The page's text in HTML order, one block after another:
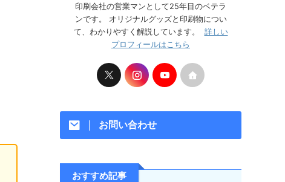
印刷会社の営業マンとして25年目のベテラ
ンです。 オリジナルグッズと印刷物につい
て、わかりやすく解説しています。 詳しい
プロフィールはこちら
お問い合わせ
おすすめ記事